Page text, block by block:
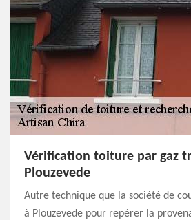
Vérification toiture par gaz
Plouzevede
Autre technique que la société de
à Plouzevede pour repérer la